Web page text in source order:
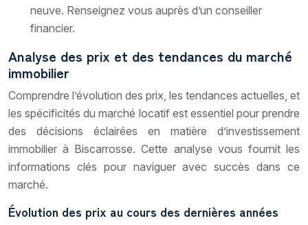
neuve. Renseignez vous auprès d’un conseiller
financier.
Analyse des prix et des tendances du marché
immobilier
Comprendre l’évolution des prix, les tendances actuelles, et
les spécificités du marché locatif est essentiel pour prendre
des décisions éclairées en matière d’investissement
immobilier à Biscarrosse. Cette analyse vous fournit les
informations clés pour naviguer avec succès dans ce
marché.
Évolution des prix au cours des dernières années